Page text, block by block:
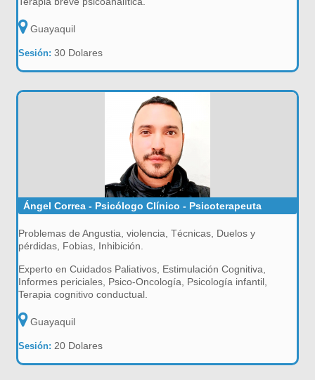
Guayaquil
Sesión:30 Dolares
Ángel Correa - Psicólogo Clínico - Psicoterapeuta
Problemas de Angustia, violencia, Técnicas, Duelos y
pérdidas, Fobias, Inhibición.
Experto en Cuidados Paliativos, Estimulación Cognitiva,
Informes periciales, Psico-Oncología, Psicología infantil,
Terapia cognitivo conductual.
Guayaquil
Sesión:20 Dolares